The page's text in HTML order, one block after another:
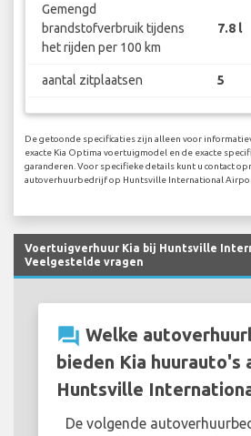
Gemengd
brandstofverbruik tijdens
het rijden per 100 km
7.8 l
aantal zitplaatsen 5
De getoonde specificaties zijn alleen voor
exacte Kia Optima voertuigmodel en de exacte
garanderen. Voor specifieke details kunt u contact
autoverhuurbedrijf op Huntsville International
Voertuigverhuur Kia bij Huntsville
Veelgestelde vragen
question_answer Welke
bieden Kia huurauto's
Huntsville
De volgende